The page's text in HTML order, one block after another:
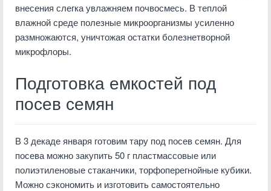
внесения слегка увлажняем почвосмесь. В теплой
влажной среде полезные микроорганизмы усиленно
размножаются, уничтожая остатки болезнетворной
микрофлоры.
Подготовка емкостей под
посев семян
В 3 декаде января готовим тару под посев семян. Для
посева можно закупить 50 г пластмассовые или
полиэтиленовые стаканчики, торфоперегнойные кубики.
Можно сэкономить и изготовить самостоятельно